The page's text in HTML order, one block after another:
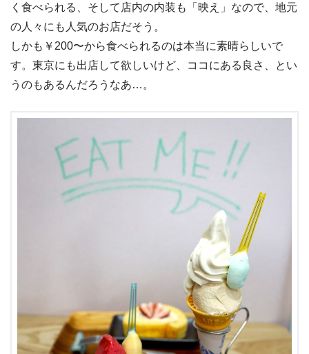
く食べられる、そして店内の内装も「映え」なので、地元
の人々にも人気のお店だそう。
しかも￥200〜から食べられるのは本当に素晴らしいで
す。東京にも出店して欲しいけど、ココにある良さ、とい
うのもあるんだろうなあ…。